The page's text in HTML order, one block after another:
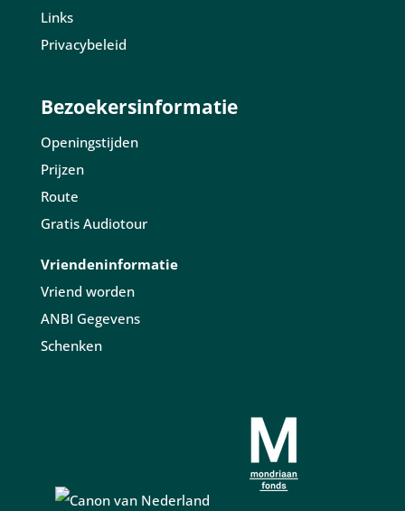
Links
Privacybeleid
Bezoekersinformatie
Openingstijden
Prijzen
Route
Gratis Audiotour
Vriendeninformatie
Vriend worden
ANBI Gegevens
Schenken